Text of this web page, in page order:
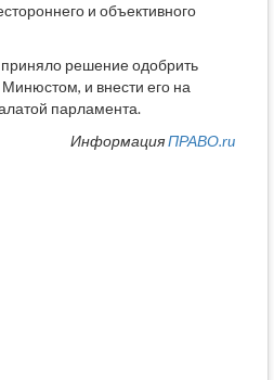
и объективного
решение одобрить
и внести его на
парламента.
ИнформацияПРАВО.ru